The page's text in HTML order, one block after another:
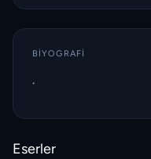
BIYOGRAFI
.
Eserler